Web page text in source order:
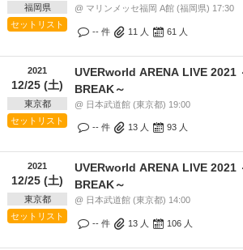
福岡県
セットリスト
@ マリンメッセ福岡 A館 (福岡県) 17:30
-- 件 11 人 61 人
2021
12/25 (土)
東京都
セットリスト
UVERworld ARENA LIVE 2021
BREAK～
@ 日本武道館 (東京都) 19:00
-- 件 13 人 93 人
2021
12/25 (土)
東京都
セットリスト
UVERworld ARENA LIVE 2021
BREAK～
@ 日本武道館 (東京都) 14:00
-- 件 13 人 106 人